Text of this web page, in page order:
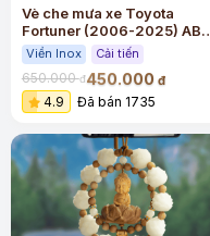
Vè che mưa xe Toyota
Fortuner (2006-2025) ABS
cao cấp viền Inox
Viền Inox Cải tiến
650.000đ450.000 đ
4.9 Đã bán 1735